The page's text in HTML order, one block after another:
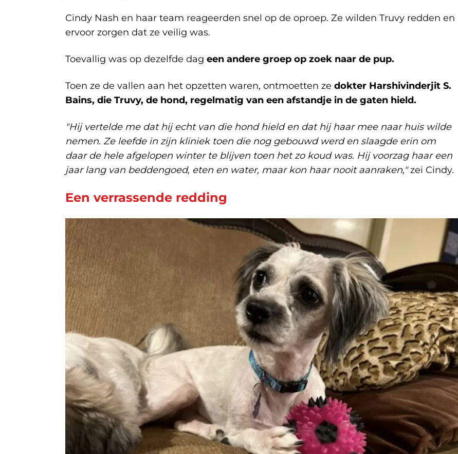
Cindy Nash en haar team reageerden snel op de oproep. Ze wilden Truvy redden en
ervoor zorgen dat ze veilig was.
Toevallig was op dezelfde dag een andere groep op zoek naar de pup.
Toen ze de vallen aan het opzetten waren, ontmoetten ze dokter Harshivinderjit S.
Bains, die Truvy, de hond, regelmatig van een afstandje in de gaten hield.
"Hij vertelde me dat hij echt van die hond hield en dat hij haar mee naar huis wilde
nemen. Ze leefde in zijn kliniek toen die nog gebouwd werd en slaagde erin om
daar de hele afgelopen winter te blijven toen het zo koud was. Hij voorzag haar een
jaar lang van beddengoed, eten en water, maar kon haar nooit aanraken,"zei Cindy.
Een verrassende redding